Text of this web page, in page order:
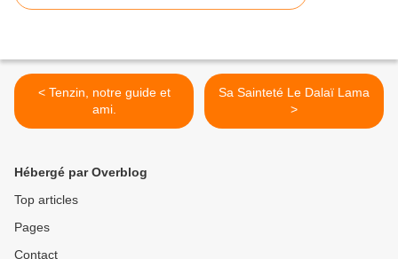
< Tenzin, notre guide et
ami.
Sa Sainteté Le Dalaï Lama
>
Hébergé par Overblog
Top articles
Pages
Contact